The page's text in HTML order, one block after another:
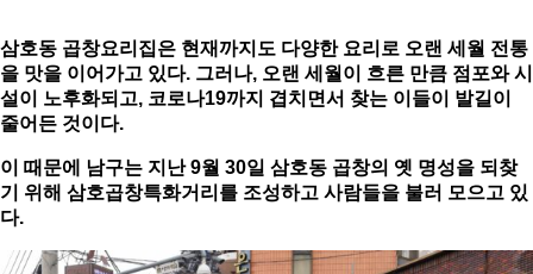
삼호동 곱창요리집은 현재까지도 다양한 요리로 오랜 세월 전통
을 맛을 이어가고 있다. 그러나, 오랜 세월이 흐른 만큼 점포와 시
설이 노후화되고, 코로나19까지 겹치면서 찾는 이들이 발길이
줄어든 것이다.
이 때문에 남구는 지난9월 30일 삼호동 곱창의 옛 명성을 되찾
기 위해 삼호곱창특화거리를 조성하고 사람들을 불러 모으고 있
다.